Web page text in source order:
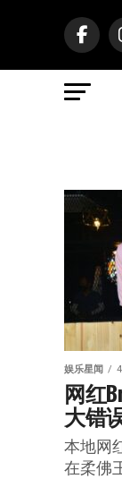
娱乐星闻
网红
大错
本地网
在柔佛